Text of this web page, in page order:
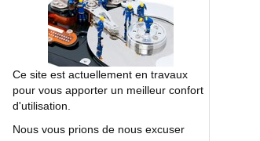
Ce site est actuellement en travaux
pour vous apporter un meilleur confort
d'utilisation.
Nous vous prions de nous excuser